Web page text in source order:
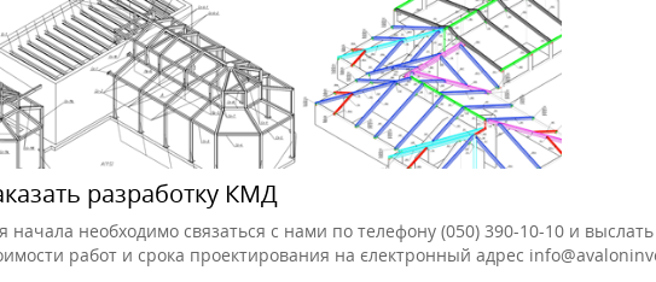
разработку КМД
начала необходимо связаться с нами по телефону (050) 390-10-10 и
работ и срока проектирования на єлектронный адрес